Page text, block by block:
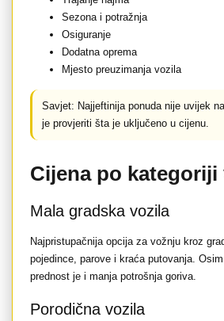
Sezona i potražnja
Osiguranje
Dodatna oprema
Mjesto preuzimanja vozila
Savjet: Najjeftinija ponuda nije uvijek
je provjeriti šta je uključeno u cijenu.
Cijena po kategoriji
Mala gradska vozila
Najpristupačnija opcija za vožnju kroz
pojedince, parove i kraća putovanja.
prednost je i manja potrošnja goriva.
Porodična vozila